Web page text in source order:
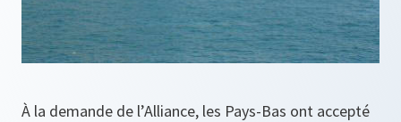
À la demande de l’Alliance, les Pays-Bas ont accepté